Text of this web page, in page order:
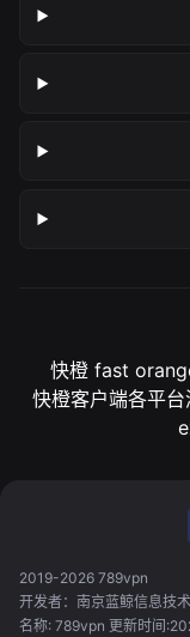
快橙 fast
快橙客户端各平台
2019-2026 789vpn
开发者：南京蓝鲸信息技
名称: 789vpn 更新时间